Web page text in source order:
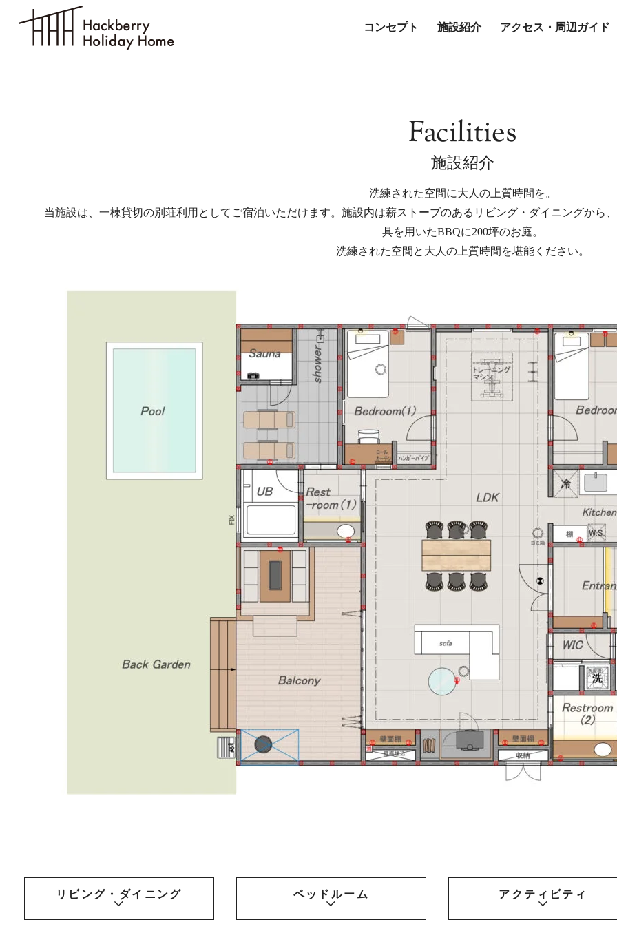
コンセプト 施設紹介 アクセス・周辺ガイド
Facilities
施設紹介
洗練された空間に大人の上質時間を。
当施設は、一棟貸切の別荘利用としてご宿泊いただけます。施設内は薪ストーブのあるリビング・ダイニングから
具を用いたBBQに200坪のお庭。
洗練された空間と大人の上質時間を堪能ください。
リビング・ダイニング ベッドルーム アクティビティ